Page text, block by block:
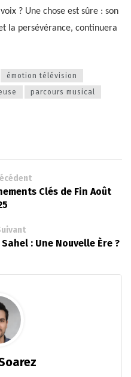
? Une chose est sûre : son
la persévérance, continuera
émotion télévision
parcours musical
Clés de Fin Août
: Une Nouvelle Ère ?